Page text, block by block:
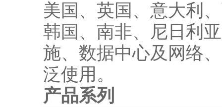
美国、英国、意大利
韩国、南非、尼日利
施、数据中心及网络
泛使用。
产品系列